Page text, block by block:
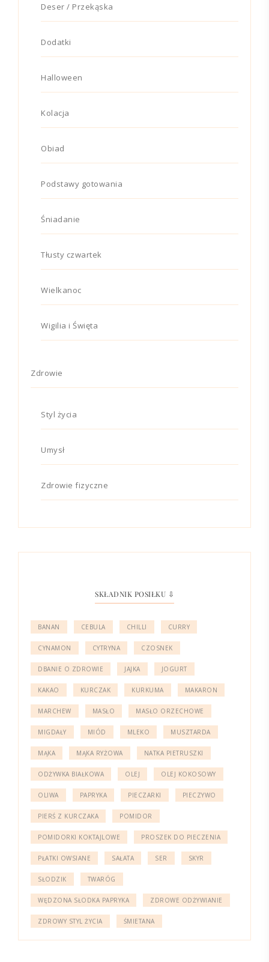
Deser / Przekąska
Dodatki
Halloween
Kolacja
Obiad
Podstawy gotowania
Śniadanie
Tłusty czwartek
Wielkanoc
Wigilia i Święta
Zdrowie
Styl życia
Umysł
Zdrowie fizyczne
SKŁADNIK POSIŁKU ⇩
BANAN CEBULA CHILLI CURRY
CYNAMON CYTRYNA CZOSNEK
DBANIE O ZDROWIE JAJKA JOGURT
KAKAO KURCZAK KURKUMA MAKARON
MARCHEW MASŁO MASŁO ORZECHOWE
MIGDAŁY MIÓD MLEKO MUSZTARDA
MĄKA MĄKA RYŻOWA NATKA PIETRUSZKI
ODŻYWKA BIAŁKOWA OLEJ OLEJ KOKOSOWY
OLIWA PAPRYKA PIECZARKI PIECZYWO
PIERŚ Z KURCZAKA POMIDOR
POMIDORKI KOKTAJLOWE PROSZEK DO PIECZENIA
PŁATKI OWSIANE SAŁATA SER SKYR
SŁODZIK TWARÓG
WĘDZONA SŁODKA PAPRYKA ZDROWE ODŻYWIANIE
ZDROWY STYL ŻYCIA ŚMIETANA